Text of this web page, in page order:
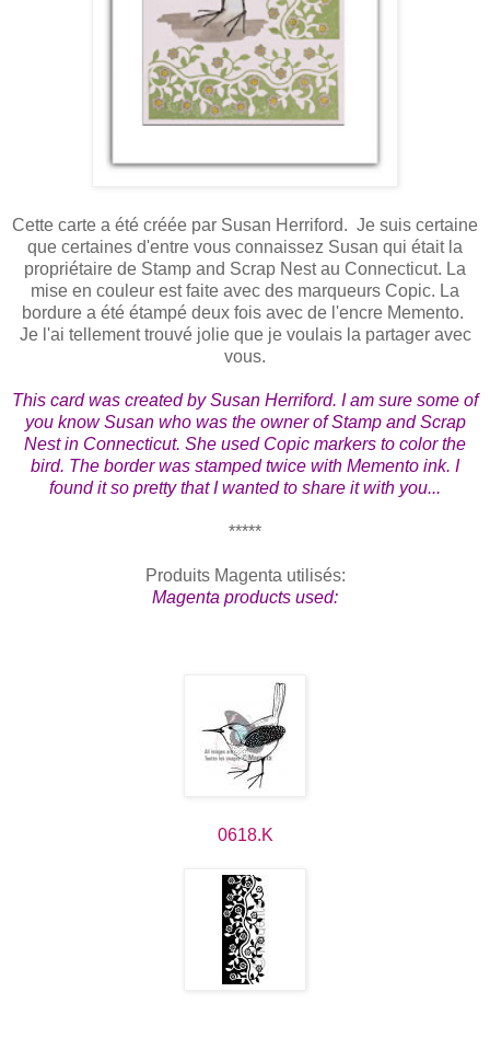
Cette carte a été créée par Susan Herriford. Je suis certaine
que certaines d'entre vous connaissez Susan qui était la
propriétaire de Stamp and Scrap Nest au Connecticut. La
mise en couleur est faite avec des marqueurs Copic. La
bordure a été étampé deux fois avec de l'encre Memento.
Je l'ai tellement trouvé jolie que je voulais la partager avec
vous.
This card was created by Susan Herriford. I am sure some of
you know Susan who was the owner of Stamp and Scrap
Nest in Connecticut. She usedCopic markers to color the
bird. The border was stamped twice with Memento ink. I
found it so pretty that I wanted to share it with you...
*****
Produits Magenta utilisés:
Magenta products used:
0618.K